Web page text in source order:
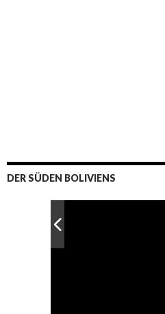
DER SÜDEN BOLIVIENS